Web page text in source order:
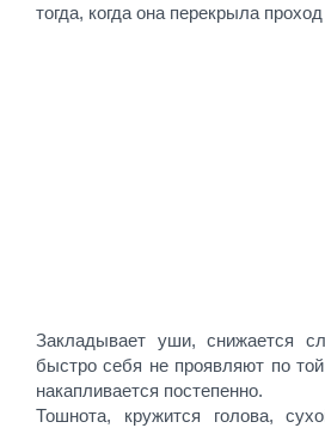
тогда, когда она перекрыла
Закладывает уши, снижается
быстро себя не проявляют по
накапливается постепенно.
Тошнота, кружится голова,